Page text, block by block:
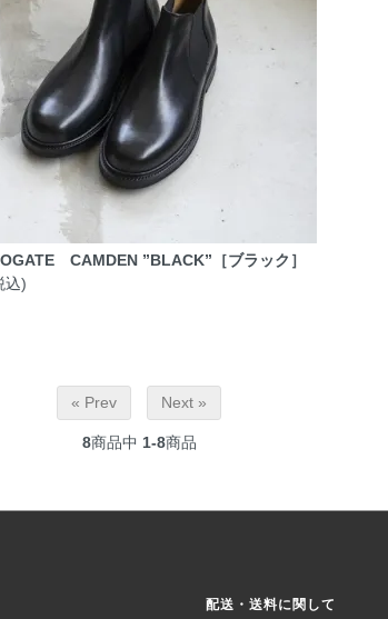
CAMDEN ”BLACK”［ブラック］
込)
« Prev Next »
8商品中 1-8商品
配送・送料に関して